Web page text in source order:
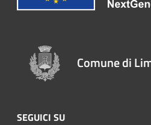
Comune di
SEGUICI SU